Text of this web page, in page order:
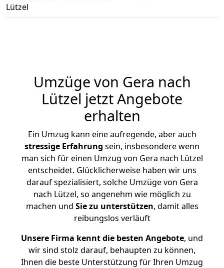
Lützel
Umzüge von Gera nach
Lützel jetzt Angebote
erhalten
Ein Umzug kann eine aufregende, aber auch
stressige Erfahrung sein, insbesondere wenn
man sich für einen Umzug von Gera nach Lützel
entscheidet. Glücklicherweise haben wir uns
darauf spezialisiert, solche Umzüge von Gera
nach Lützel, so angenehm wie möglich zu
machen und Sie zu unterstützen, damit alles
reibungslos verläuft
Unsere Firma kennt die besten Angebote, und
wir sind stolz darauf, behaupten zu können,
Ihnen die beste Unterstützung für Ihren Umzug